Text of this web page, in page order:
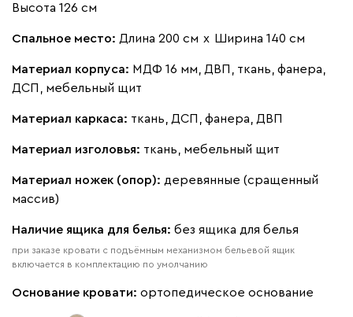
Высота 126 см
Спальное место: Длина 200 см х Ширина 140 см
Материал корпуса: МДФ 16 мм, ДВП, ткань, фанера,
ДСП, мебельный щит
Материал каркаса: ткань, ДСП, фанера, ДВП
Материал изголовья: ткань, мебельный щит
Материал ножек (опор): деревянные (сращенный
массив)
Наличие ящика для белья: без ящика для белья
при заказе кровати с подъёмным механизмом бельевой ящик
включается в комплектацию по умолчанию
Основание кровати: ортопедическое основание